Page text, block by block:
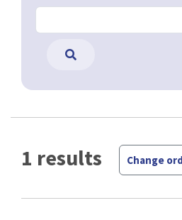
1 results Change